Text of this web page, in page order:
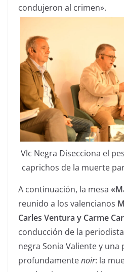
condujeron al crimen».
Vlc Negra Disecciona el
caprichos de la muerte
A continuación, la mesa
reunido a los valencianos
Carles Ventura y Carme
conducción de la
negra Sonia Valiente y una
profundamentenoir: la